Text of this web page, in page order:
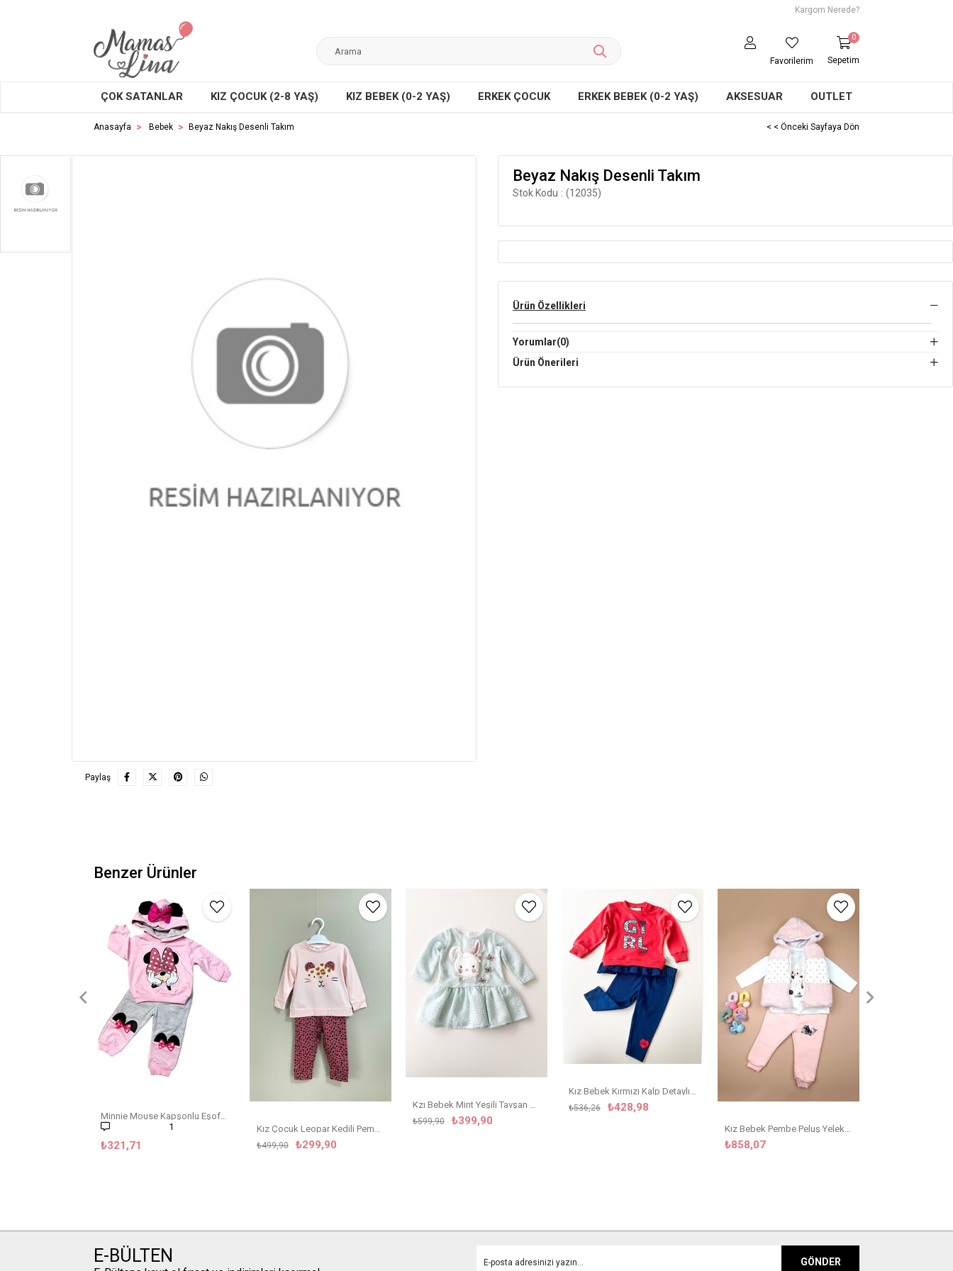
Kargom Nerede?
Sepetim
0
Favorilerim
ÇOK SATANLAR KIZ ÇOCUK (2-8 YAŞ) KIZ BEBEK (0-2 YAŞ) ERKEK ÇOCUK ERKEK BEBEK (0-2 YAŞ) AKSESUAR OUTLET
Anasayfa Bebek Beyaz Nakış Desenli Takım < < Önceki Sayfaya Dön
Paylaş
Beyaz Nakış Desenli Takım
Stok Kodu (12035)
Ürün Özellikleri
Yorumlar(0)
Ürün Önerileri
Benzer Ürünler
Minnie Mouse Kapşonlu Eşofman Takım
1
₺321,71
Kız Çocuk Leopar Kedili Pembe Takım
₺299,90
₺499,90
Kzı Bebek Mint Yeşili Tavşan Detaylı Elbise
₺399,90
₺599,90
Kız Bebek Kırmızı Kalp Detaylı Taytlı Takım
₺428,98
₺536,26
Kız Bebek Pembe Peluş Yelekli 3'lü Takım
₺858,07
E-BÜLTEN GÖNDER